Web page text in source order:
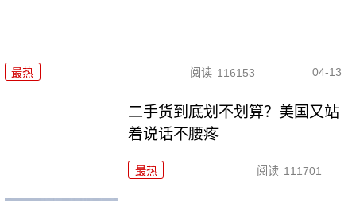
最热 阅读 116153 04-13
二手货到底划不划算？美国又站
着说话不腰疼
最热 阅读 111701